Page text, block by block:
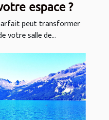
espace ?
peut transformer
votre salle de...